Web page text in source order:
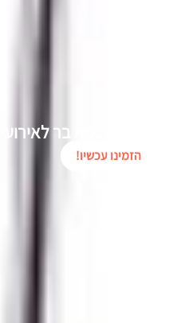
השכרת כסא בר לאירועים
הזמינו עכשיו!